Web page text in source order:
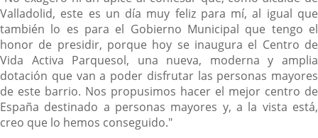
Valladolid, este es un día muy feliz para mí, al igual que
también lo es para el Gobierno Municipal que tengo el
honor de presidir, porque hoy se inaugura el Centro de
Vida Activa Parquesol, una nueva, moderna y amplia
dotación que van a poder disfrutar las personas mayores
de este barrio. Nos propusimos hacer el mejor centro de
España destinado a personas mayores y, a la vista está,
creo que lo hemos conseguido."